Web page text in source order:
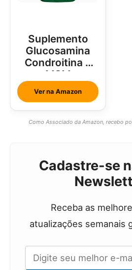
Suplemento
Glucosamina
Condroitina e
MSM
Ver na Amazon
Como Associado da Amazon, recebo
Cadastre-se
Receba as
atualizações semanais